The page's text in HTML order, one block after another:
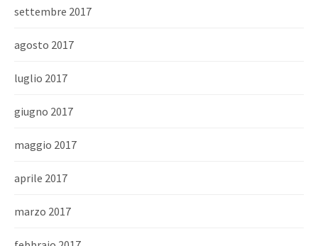
settembre 2017
agosto 2017
luglio 2017
giugno 2017
maggio 2017
aprile 2017
marzo 2017